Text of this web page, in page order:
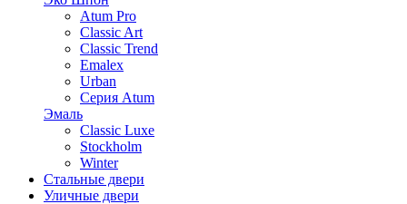
Atum Pro
Classic Art
Classic Trend
Emalex
Urban
Серия Atum
Эмаль
Classic Luxe
Stockholm
Winter
Стальные двери
Уличные двери